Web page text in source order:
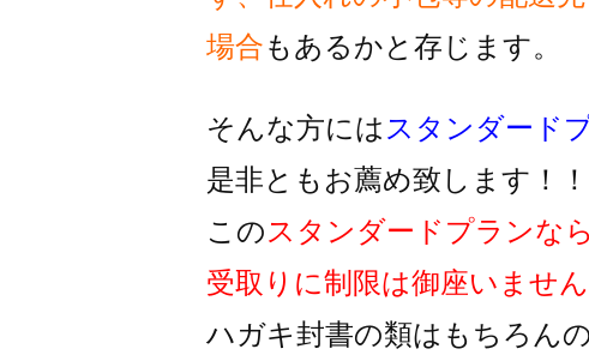
場合もあるかと存じます。
そんな方には スタンダード
是非ともお薦め致します！！
この スタンダードプランな
受取りに制限は御座いません
ハガキ封書の類はもちろん